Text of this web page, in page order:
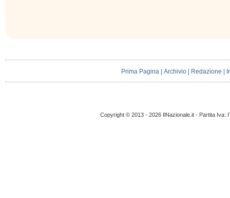
Prima Pagina |Archivio Redazione
Copyright © 2013 - 2026 IlNazionale.it - Partita Iva: